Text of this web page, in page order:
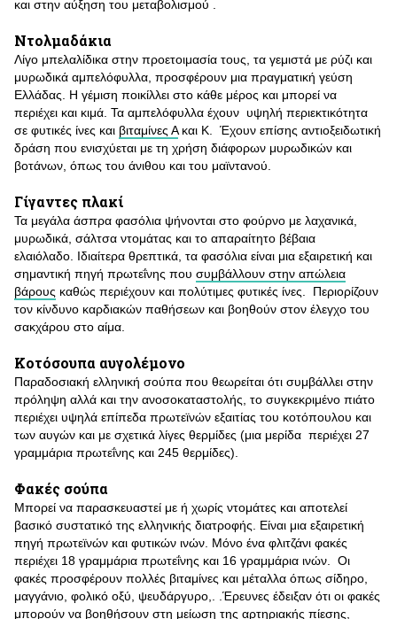
και στην αύξηση του μεταβολισμού .
Ντολμαδάκια
Λίγο μπελαλίδικα στην προετοιμασία τους, τα γεμιστά με ρύζι και
μυρωδικά αμπελόφυλλα, προσφέρουν μια πραγματική γεύση
Ελλάδας. Η γέμιση ποικίλλει στο κάθε μέρος και μπορεί να
περιέχει και κιμά. Τα αμπελόφυλλα έχουν υψηλή περιεκτικότητα
σε φυτικές ίνες και βιταμίνες Ακαι Κ. Έχουν επίσης αντιοξειδωτική
δράση που ενισχύεται με τη χρήση διάφορων μυρωδικών και
βοτάνων, όπως του άνιθου και του μαϊντανού.
Γίγαντες πλακί
Τα μεγάλα άσπρα φασόλια ψήνονται στο φούρνο με λαχανικά,
μυρωδικά, σάλτσα ντομάτας και το απαραίτητο βέβαια
ελαιόλαδο. Ιδιαίτερα θρεπτικά, τα φασόλια είναι μια εξαιρετική και
σημαντική πηγή πρωτεΐνης που συμβάλλουν στην απώλεια
βάρους καθώς περιέχουν και πολύτιμες φυτικές ίνες. Περιορίζουν
τον κίνδυνο καρδιακών παθήσεων και βοηθούν στον έλεγχο του
σακχάρου στο αίμα.
Κοτόσουπα αυγολέμονο
Παραδοσιακή ελληνική σούπα που θεωρείται ότι συμβάλλει στην
πρόληψη αλλά και την ανοσοκαταστολής, το συγκεκριμένο πιάτο
περιέχει υψηλά επίπεδα πρωτεϊνών εξαιτίας του κοτόπουλου και
των αυγών και με σχετικά λίγες θερμίδες (μια μερίδα περιέχει 27
γραμμάρια πρωτεΐνης και 245 θερμίδες).
Φακές σούπα
Μπορεί να παρασκευαστεί με ή χωρίς ντομάτες και αποτελεί
βασικό συστατικό της ελληνικής διατροφής. Είναι μια εξαιρετική
πηγή πρωτεϊνών και φυτικών ινών. Μόνο ένα φλιτζάνι φακές
περιέχει 18 γραμμάρια πρωτεΐνης και 16 γραμμάρια ινών. Οι
φακές προσφέρουν πολλές βιταμίνες και μέταλλα όπως σίδηρο,
μαγγάνιο, φολικό οξύ, ψευδάργυρο,. .Έρευνες έδειξαν ότι οι φακές
μπορούν να βοηθήσουν στη μείωση της αρτηριακής πίεσης,